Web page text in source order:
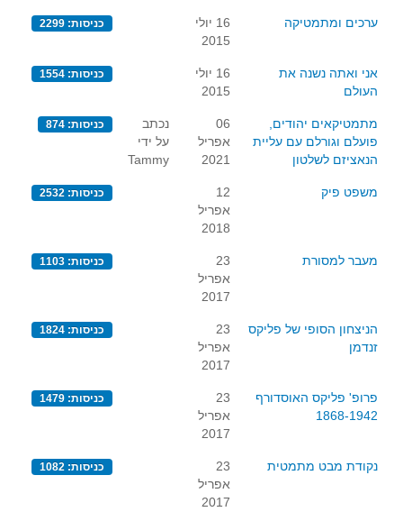
ערכים ומתמטיקה
16 יולי
2015
כניסות: 2299
אני ואתה נשנה את
העולם
16 יולי
2015
כניסות: 1554
מתמטיקאים יהודים,
פועלם וגורלם עם עליית
הנאציזם לשלטון
06
אפריל
2021
נכתב
על ידי
Tammy
כניסות: 874
משפט פיק
12
אפריל
2018
כניסות: 2532
מעבר למסורת
23
אפריל
2017
כניסות: 1103
הניצחון הסופי של פליקס
זנדמן
23
אפריל
2017
כניסות: 1824
פרופ' פליקס האוסדורף
1868-1942
23
אפריל
2017
כניסות: 1479
נקודת מבט מתמטית
23
אפריל
2017
כניסות: 1082